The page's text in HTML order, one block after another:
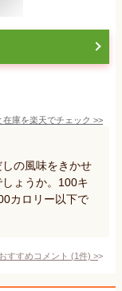
在庫を楽天でチェック >>
の風味をきかせ
ょうか。100キ
カロリー以下で
すすめコメント (1件) >